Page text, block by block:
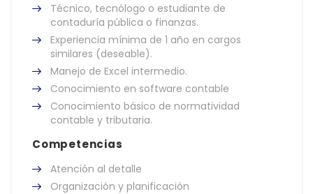
Técnico, tecnólogo o estudiante de
contaduría pública o finanzas.
Experiencia mínima de 1 año en cargos
similares (deseable).
Manejo de Excel intermedio.
Conocimiento en software contable
Conocimiento básico de normatividad
contable y tributaria.
Competencias
Atención al detalle
Organización y planificación